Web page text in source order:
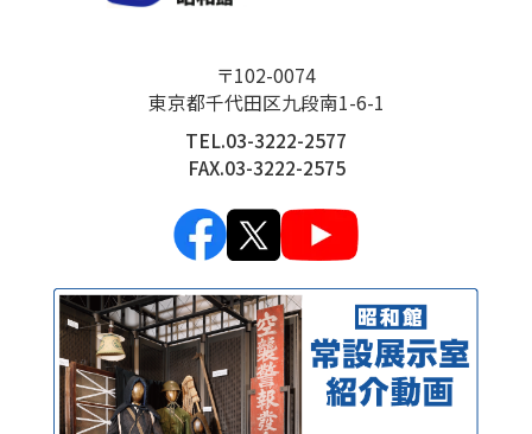
〒102-0074
東京都千代田区九段南1-6-1
TEL.03-3222-2577
FAX.03-3222-2575